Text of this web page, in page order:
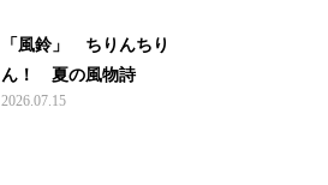
「風鈴」 ちりんちり
ん！ 夏の風物詩
2026.07.15